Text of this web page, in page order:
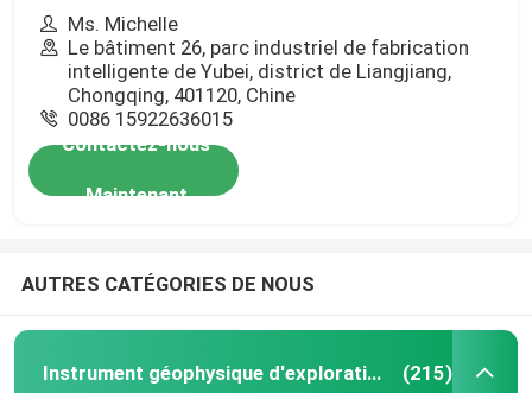
Ms. Michelle
Le bâtiment 26, parc industriel de fabrication
intelligente de Yubei, district de Liangjiang,
Chongqing, 401120, Chine
0086 15922636015
Contactez-nous
Maintenant
AUTRES CATÉGORIES DE NOUS
Instrument géophysique d'exploration (215)